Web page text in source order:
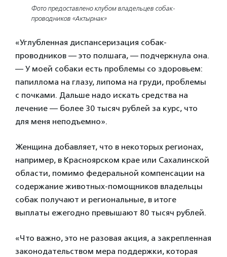
Фото предоставлено клубом владельцев собак-
проводников «Актырнак»
«Углубленная диспансеризация собак-
проводников — это полшага, — подчеркнула она.
— У моей собаки есть проблемы со здоровьем:
папиллома на глазу, липома на груди, проблемы
с почками. Дальше надо искать средства на
лечение — более 30 тысяч рублей за курс, что
для меня неподъемно».
Женщина добавляет, что в некоторых регионах,
например, в Красноярском крае или Сахалинской
области, помимо федеральной компенсации на
содержание животных-помощников владельцы
собак получают и региональные, в итоге
выплаты ежегодно превышают 80 тысяч рублей.
«Что важно, это не разовая акция, а закрепленная
законодательством мера поддержки, которая